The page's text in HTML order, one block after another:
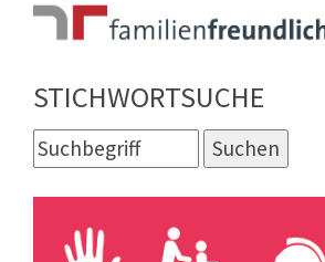
STICHWORTSUCHE